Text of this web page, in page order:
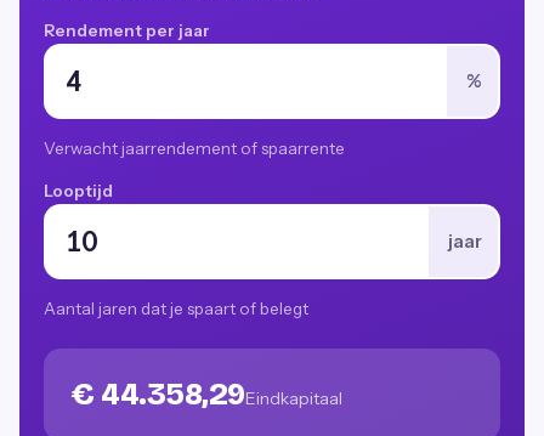
Rendement per jaar
%
Verwacht jaarrendement of spaarrente
Looptijd
jaar
Aantal jaren dat je spaart of belegt
€ 44.358,29Eindkapitaal